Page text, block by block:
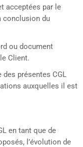
acceptées par le
conclusion du
ou document
Client.
présentes CGL
auxquelles il est
en tant que de
l’évolution de